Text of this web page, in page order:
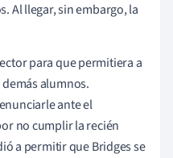
Al llegar, sin embargo, la
para que permitiera a
alumnos.
ante el
no cumplir la recién
a permitir que Bridges se